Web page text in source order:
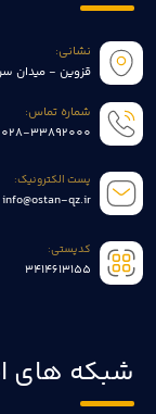
نشانی:
قزوین - میدان
شماره تماس:
028-33892000
پست الکترونیک:
info@ostan-qz.ir
کدپستی:
3414613155
شبکه های